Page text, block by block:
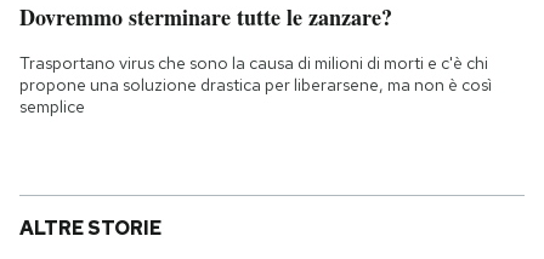
Dovremmo sterminare tutte le zanzare?
Trasportano virus che sono la causa di milioni di morti e c'è chi
propone una soluzione drastica per liberarsene, ma non è così
semplice
ALTRE STORIE